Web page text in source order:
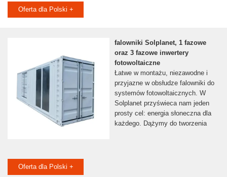
Oferta dla Polski +
falowniki Solplanet, 1 fazowe
oraz 3 fazowe inwertery
fotowoltaiczne
Łatwe w montażu, niezawodne i
przyjazne w obsłudze falowniki do
systemów fotowoltaicznych. W
Solplanet przyświeca nam jeden
prosty cel: energia słoneczna dla
każdego. Dążymy do tworzenia
Oferta dla Polski +